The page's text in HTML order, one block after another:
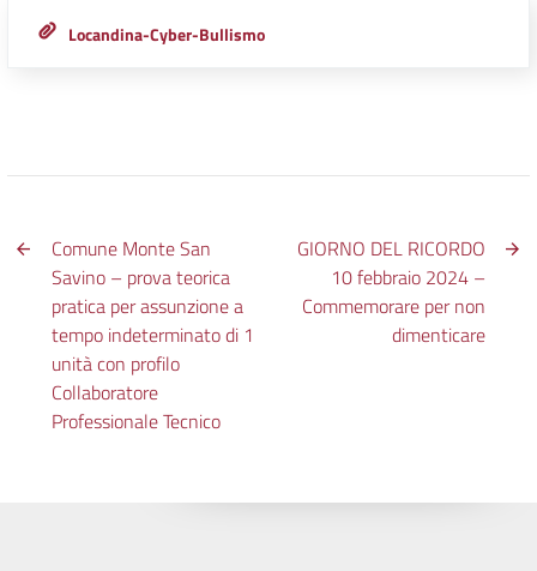
Locandina-Cyber-Bullismo
Comune Monte San
Savino – prova teorica
pratica per assunzione a
tempo indeterminato di 1
unità con profilo
Collaboratore
Professionale Tecnico
GIORNO DEL RICORDO
10 febbraio 2024 –
Commemorare per non
dimenticare